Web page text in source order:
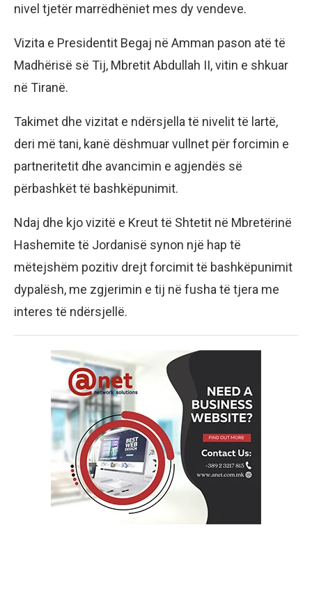
nivel tjetër marrëdhëniet mes dy vendeve.
Vizita e Presidentit Begaj në Amman pason atë të
Madhërisë së Tij, Mbretit Abdullah II, vitin e shkuar
në Tiranë.
Takimet dhe vizitat e ndërsjella të nivelit të lartë,
deri më tani, kanë dëshmuar vullnet për forcimin e
partneritetit dhe avancimin e agjendës së
përbashkët të bashkëpunimit.
Ndaj dhe kjo vizitë e Kreut të Shtetit në Mbretërinë
Hashemite të Jordanisë synon një hap të
mëtejshëm pozitiv drejt forcimit të bashkëpunimit
dypalësh, me zgjerimin e tij në fusha të tjera me
interes të ndërsjellë.